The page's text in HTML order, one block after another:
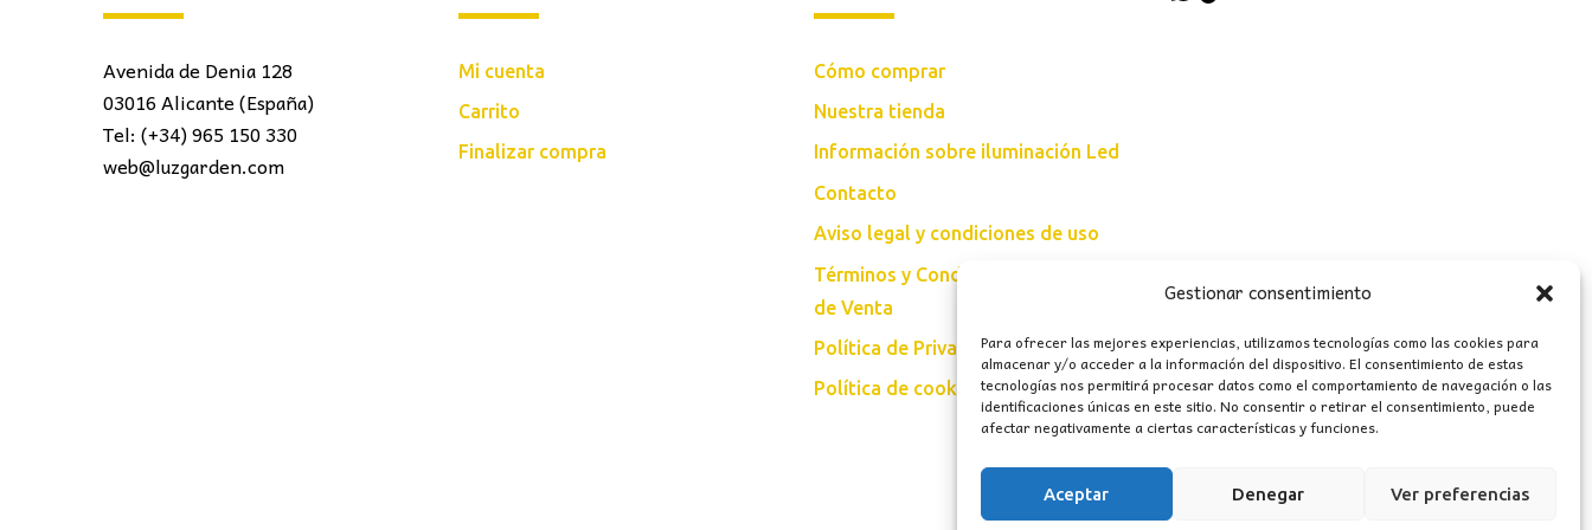
Gestionar consentimiento
Para ofrecer las mejores experiencias, utilizamos tecnologías como las cookies para
almacenar y/o acceder a la información del dispositivo. El consentimiento de estas
tecnologías nos permitirá procesar datos como el comportamiento de navegación o las
identificaciones únicas en este sitio. No consentir o retirar el consentimiento, puede
afectar negativamente a ciertas características y funciones.
Aceptar Denegar Ver preferencias
Avenida de Denia 128
03016 Alicante (España)
Tel: (+34) 965 150 330
web@luzgarden.com
Mi cuenta
Carrito
Finalizar compra
Cómo comprar
Nuestra tienda
Información sobre iluminación Led
Contacto
Aviso legal y condiciones de uso
Términos y Condiciones Generales
de Venta
Política de Privacidad
Política de cookies (UE)